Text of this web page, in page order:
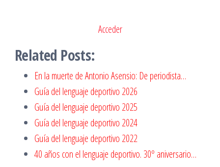
Acceder
Related Posts:
En la muerte de Antonio Asensio: De periodista…
Guía del lenguaje deportivo 2026
Guía del lenguaje deportivo 2025
Guía del lenguaje deportivo 2024
Guía del lenguaje deportivo 2022
40 años con el lenguaje deportivo. 30º aniversario…